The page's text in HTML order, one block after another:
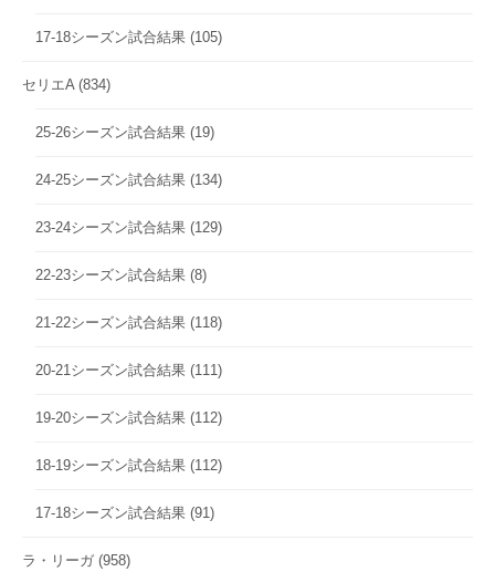
17-18シーズン試合結果 (105)
セリエA(834)
25-26シーズン試合結果 (19)
24-25シーズン試合結果 (134)
23-24シーズン試合結果 (129)
22-23シーズン試合結果 (8)
21-22シーズン試合結果 (118)
20-21シーズン試合結果 (111)
19-20シーズン試合結果 (112)
18-19シーズン試合結果 (112)
17-18シーズン試合結果 (91)
ラ・リーガ (958)